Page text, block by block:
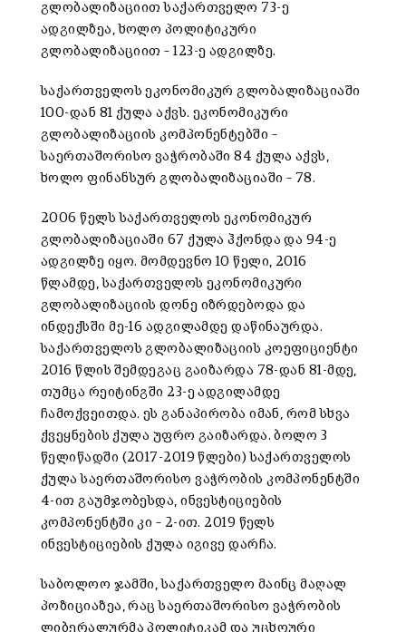
გლობალიზაციით საქართველო 73-ე
ადგილზეა, ხოლო პოლიტიკური
გლობალიზაციით – 123-ე ადგილზე.
საქართველოს ეკონომიკურ გლობალიზაციაში
100-დან 81 ქულა აქვს. ეკონომიკური
გლობალიზაციის კომპონენტებში –
საერთაშორისო ვაჭრობაში 84 ქულა აქვს,
ხოლო ფინანსურ გლობალიზაციაში – 78.
2006 წელს საქართველოს ეკონომიკურ
გლობალიზაციაში 67 ქულა ჰქონდა და 94-ე
ადგილზე იყო. მომდევნო 10 წელი, 2016
წლამდე, საქართველოს ეკონომიკური
გლობალიზაციის დონე იზრდებოდა და
ინდექსში მე-16 ადგილამდე დაწინაურდა.
საქართველოს გლობალიზაციის კოეფიციენტი
2016 წლის შემდეგაც გაიზარდა 78-დან 81-მდე,
თუმცა რეიტინგში 23-ე ადგილამდე
ჩამოქვეითდა. ეს განაპირობა იმან, რომ სხვა
ქვეყნების ქულა უფრო გაიზარდა. ბოლო 3
წელიწადში (2017-2019 წლები) საქართველოს
ქულა საერთაშორისო ვაჭრობის კომპონენტში
4-ით გაუმჯობესდა, ინვესტიციების
კომპონენტში კი – 2-ით. 2019 წელს
ინვესტიციების ქულა იგივე დარჩა.
საბოლოო ჯამში, საქართველო მაინც მაღალ
პოზიციაზეა, რაც საერთაშორისო ვაჭრობის
ლიბერალურმა პოლიტიკამ და უცხოური